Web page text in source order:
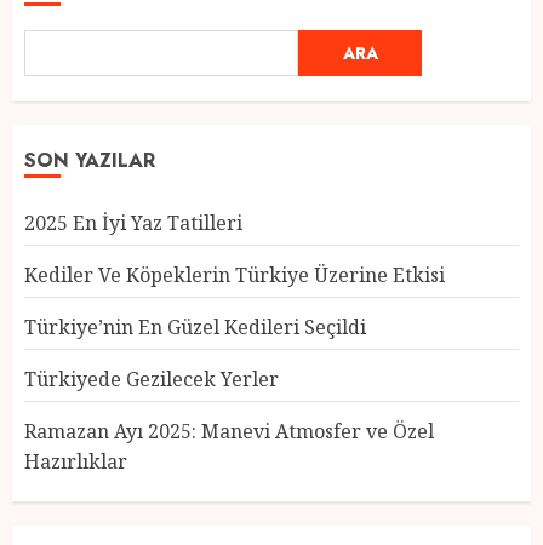
ARA
SON YAZILAR
2025 En İyi Yaz Tatilleri
Kediler Ve Köpeklerin Türkiye Üzerine Etkisi
Türkiye’nin En Güzel Kedileri Seçildi
Türkiyede Gezilecek Yerler
Ramazan Ayı 2025: Manevi Atmosfer ve Özel
Hazırlıklar
Türkiye’nin En Güzel Kedileri
Seçildi
12 MART 2025